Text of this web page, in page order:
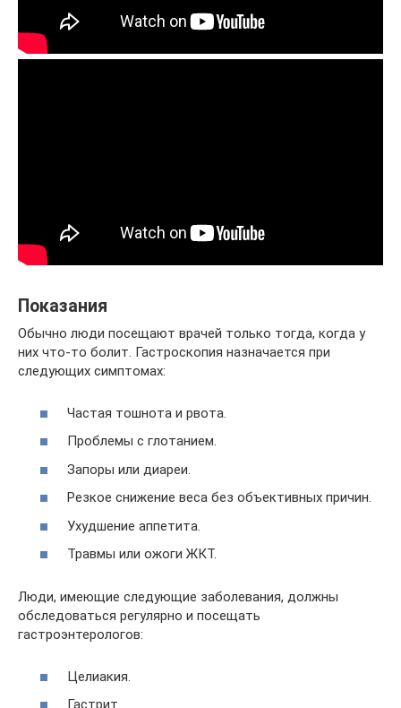
Показания
Обычно люди посещают врачей только тогда, когда у
них что-то болит. Гастроскопия назначается при
следующих симптомах:
Частая тошнота и рвота.
Проблемы с глотанием.
Запоры или диареи.
Резкое снижение веса без объективных причин.
Ухудшение аппетита.
Травмы или ожоги ЖКТ.
Люди, имеющие следующие заболевания, должны
обследоваться регулярно и посещать
гастроэнтерологов:
Целиакия.
Гастрит.